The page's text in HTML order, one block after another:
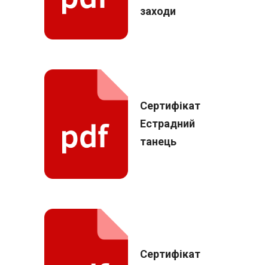
заходи
Сертифікат
Естрадний
танець
Сертифікат